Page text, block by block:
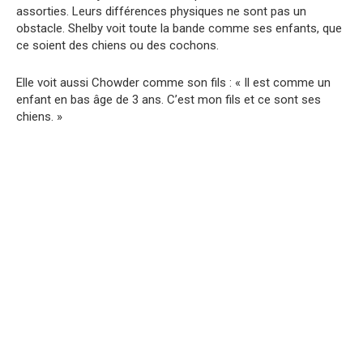
assorties. Leurs différences physiques ne sont pas un
obstacle. Shelby voit toute la bande comme ses enfants, que
ce soient des chiens ou des cochons.
Elle voit aussi Chowder comme son fils : « Il est comme un
enfant en bas âge de 3 ans. C’est mon fils et ce sont ses
chiens. »